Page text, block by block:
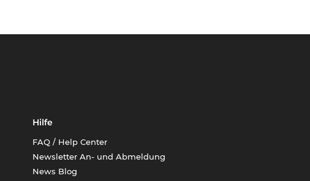
Hilfe
FAQ / Help Center
Newsletter An- und Abmeldung
News Blog